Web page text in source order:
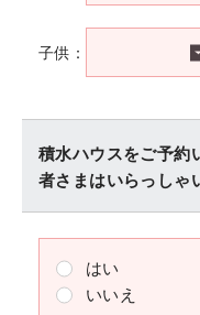
子供：
積水ハウスをご予約
者さまはいらっしゃ
はい
いいえ